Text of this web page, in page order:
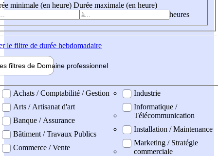
minimale (en heure) Durée maximale (en heure)
heures
le filtre de durée hebdomadaire
filtres de Domaine professionnel
professionel
Achats / Comptabilité / Gestion
Arts / Artisanat d'art
Banque / Assurance
Bâtiment / Travaux Publics
Commerce / Vente
Industrie
Informatique /
Télécommunication
Installation / Maintenance
Marketing / Stratégie
commerciale